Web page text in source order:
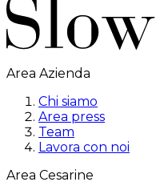
Area Azienda
Chi siamo
Area press
Team
Lavora con noi
Area Cesarine